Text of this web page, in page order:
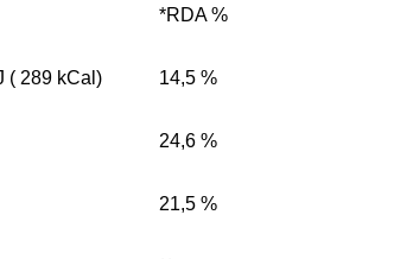
*RDA %
( 289 kCal) 14,5 %
24,6 %
21,5 %